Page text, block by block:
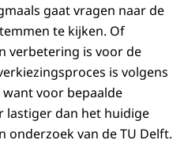
gaat vragen naar de
te kijken. Of
verbetering is voor de
is volgens
voor bepaalde
lastiger dan het huidige
onderzoek van de TU Delft.